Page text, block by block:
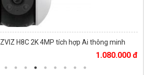
H8C 2K 4MP tích hợp Ai thông minh
1.080.000 đ
MUA NGAY